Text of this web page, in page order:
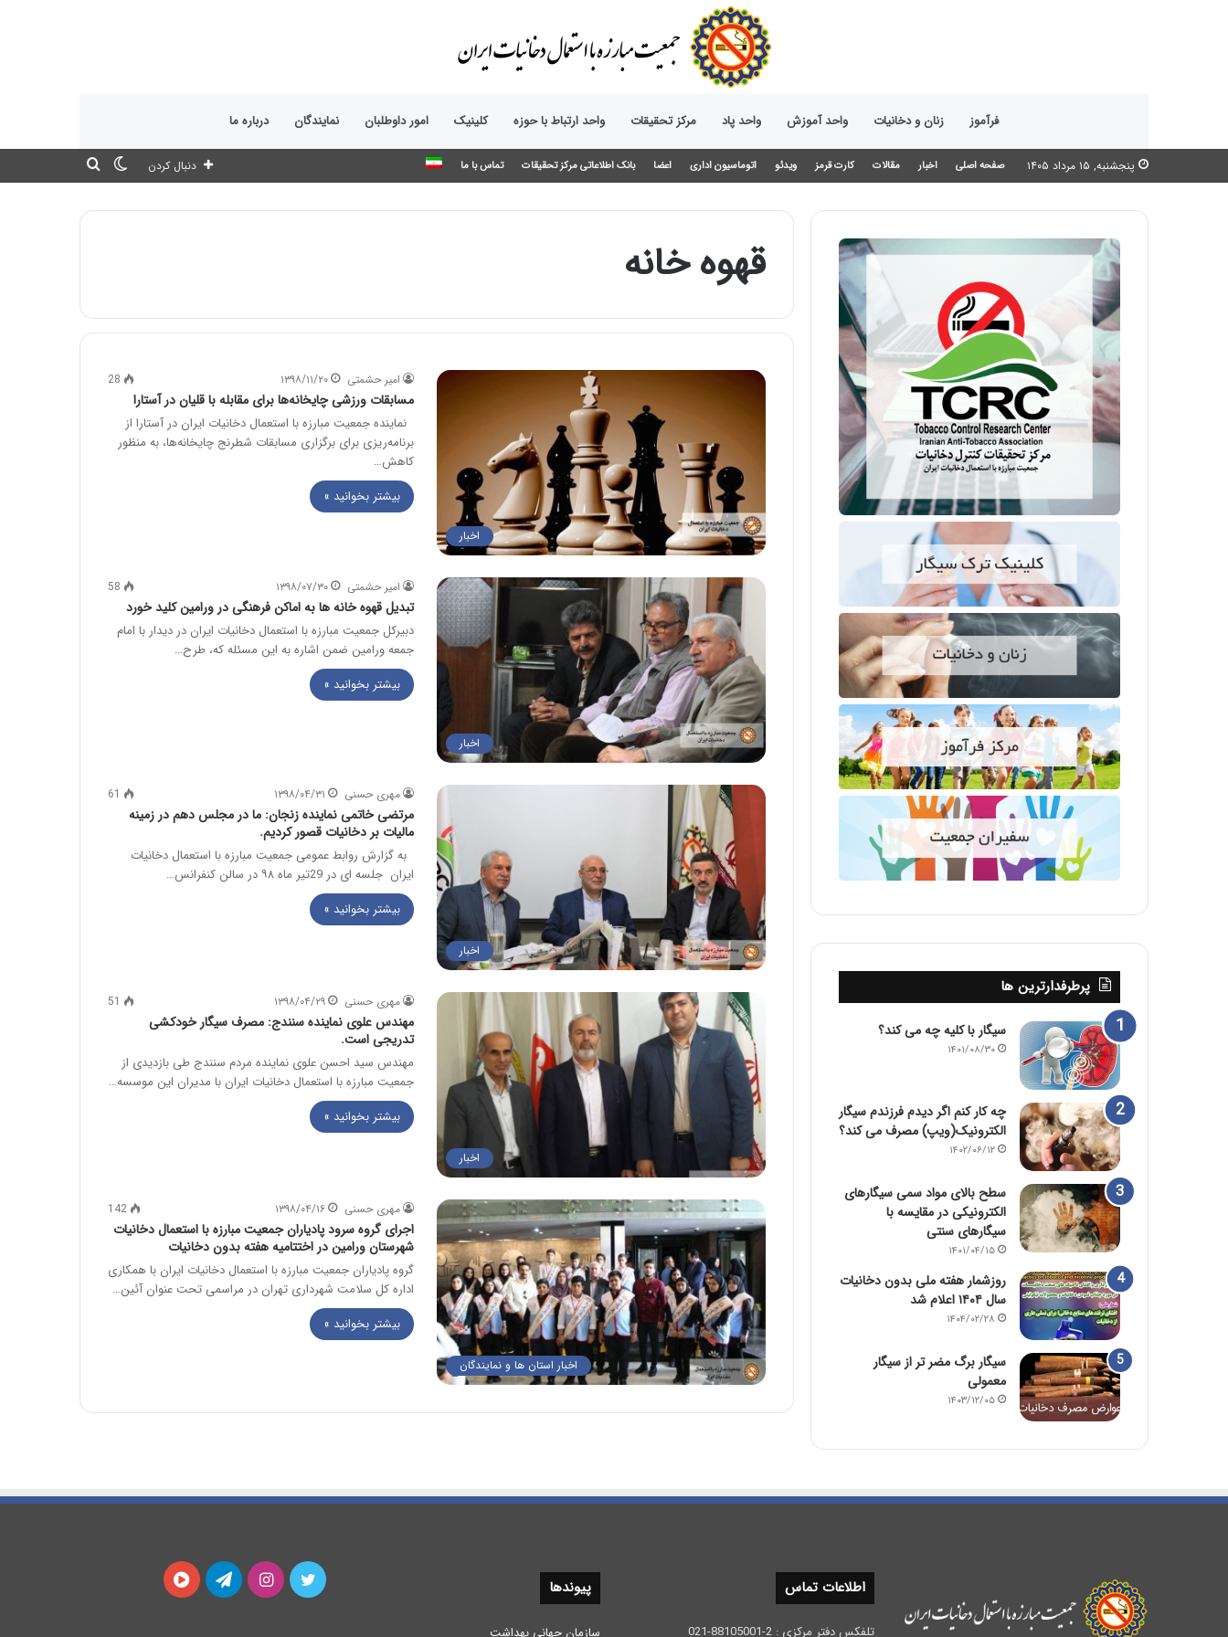
فرآموز زنان و دخانیات واحد آموزش واحد پاد مرکز تحقیقات واحد ارتباط با حوزه‌ کلینیک امور داوطلبان نمایندگان درباره ما
پنجشنبه, ۱۵ مرداد ۱۴۰۵ صفحه اصلی اخبار مقالات کارت قرمز ویدئو اتوماسیون اداری اعضا بانک اطلاعاتی مرکز تحقیقات تماس با ما
تغییر
دنبال کردن
قهوه خانه
اخبار
امیر حشمتی ۱۳۹۸/۱۱/۲۰ 28
مسابقات ورزشی چایخانه‌ها برای مقابله با قلیان در آستارا
نماینده جمعیت مبارزه با استعمال دخانیات ایران در آستارا از
برنامه‌ریزی برای برگزاری مسابقات شطرنج چایخانه‌ها، به منظور
کاهش…
بیشتر بخوانید »
اخبار
امیر حشمتی ۱۳۹۸/۰۷/۳۰ 58
تبدیل قهوه خانه ها به اماکن فرهنگی در ورامین کلید خورد
دبیرکل جمعیت مبارزه با استعمال دخانیات ایران در دیدار با امام
جمعه ورامین ضمن اشاره به این مسئله که، طرح…
بیشتر بخوانید »
اخبار
مهری حسنی ۱۳۹۸/۰۴/۳۱ 61
مرتضی خاتمی نماینده زنجان: ما در مجلس دهم در زمینه
مالیات بر دخانیات قصور کردیم.
به گزارش روابط عمومی جمعیت مبارزه با استعمال دخانیات
ایران جلسه ای در 29تیر ماه ۹۸ در سالن کنفرانس…
بیشتر بخوانید »
اخبار
مهری حسنی ۱۳۹۸/۰۴/۲۹ 51
مهندس علوی نماینده سنندج: مصرف سیگار خودکشی
تدریجی است.
مهندس سید احسن علوی نماینده مردم سنندج طی بازدیدی از
جمعیت مبارزه با استعمال دخانیات ایران با مدیران این موسسه…
بیشتر بخوانید »
اخبار استان ها و نمایندگان
مهری حسنی ۱۳۹۸/۰۴/۱۶ 142
اجرای گروه سرود پادیاران جمعیت مبارزه با استعمال دخانیات
شهرستان ورامین در اختتامیه هفته بدون دخانیات
گروه پادیاران جمعیت مبارزه با استعمال دخانیات ایران با همکاری
اداره کل سلامت شهرداری تهران در مراسمی تحت عنوان آئین…
بیشتر بخوانید »
پرطرفدارترین ها
سیگار با کلیه چه می کند؟
۱۴۰۱/۰۸/۳۰
چه کار کنم اگر دیدم فرزندم سیگار
الکترونیک(ویپ) مصرف می کند؟
۱۴۰۲/۰۶/۱۲
سطح بالای مواد سمی سیگارهای
الکترونیکی در مقایسه با
سیگارهای سنتی
۱۴۰۱/۰۴/۱۵
روزشمار هفته ملی بدون دخانیات
سال ۱۴۰۴ اعلام شد
۱۴۰۴/۰۲/۲۸
سیگار برگ مضر تر از سیگار
معمولی
۱۴۰۳/۱۲/۰۵
اطلاعات تماس
تلفکس دفتر مرکزی : 2-88105001-021
پیوندها
سازمان جهانی بهداشت
توییتر اینستاگرامتلگرام آپارات